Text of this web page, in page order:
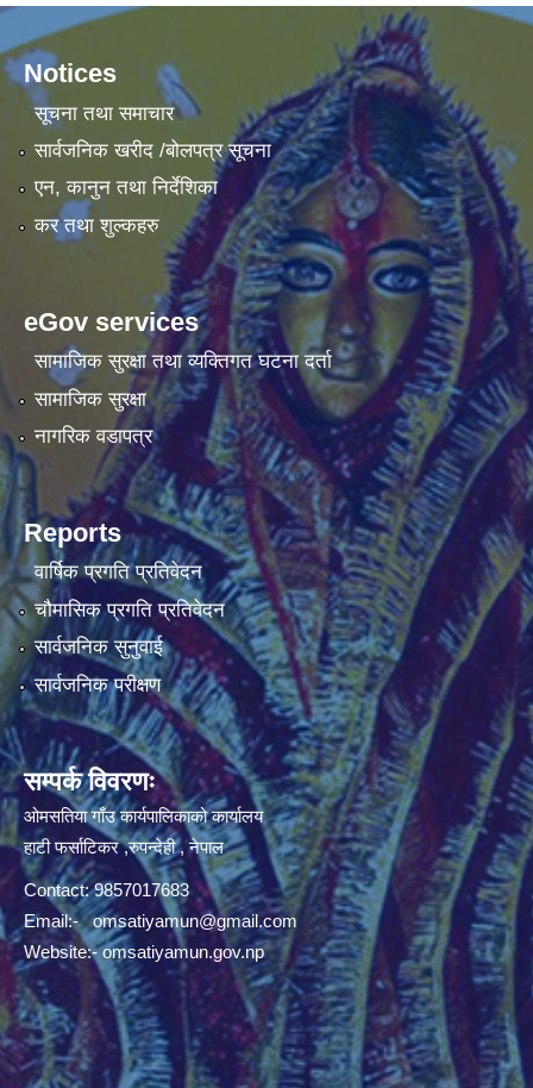
Notices
सूचना तथा समाचार
सार्वजनिक खरीद /बोलपत्र सूचना
एन, कानुन तथा निर्देशिका
कर तथा शुल्कहरु
eGov services
सामाजिक सुरक्षा तथा व्यक्तिगत घटना दर्ता
सामाजिक सुरक्षा
नागरिक वडापत्र
Reports
वार्षिक प्रगति प्रतिवेदन
चौमासिक प्रगति प्रतिवेदन
सार्वजनिक सुनुवाई
सार्वजनिक परीक्षण
सम्पर्क विवरणः
ओमसतिया गाँउ कार्यपालिकाको कार्यालय
हाटी फर्साटिकर ,रुपन्देही , नेपाल
Contact: 9857017683
Email:-omsatiyamun@gmail.com
Website:- omsatiyamun.gov.np